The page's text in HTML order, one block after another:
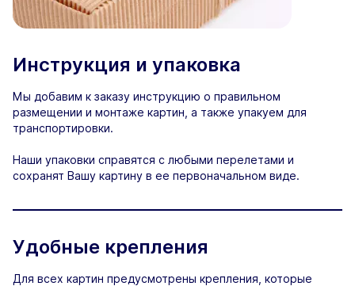
Инструкция и упаковка
Мы добавим к заказу инструкцию о правильном
размещении и монтаже картин, а также упакуем для
транспортировки.
Наши упаковки справятся с любыми перелетами и
сохранят Вашу картину в ее первоначальном виде.
Удобные крепления
Для всех картин предусмотрены крепления, которые